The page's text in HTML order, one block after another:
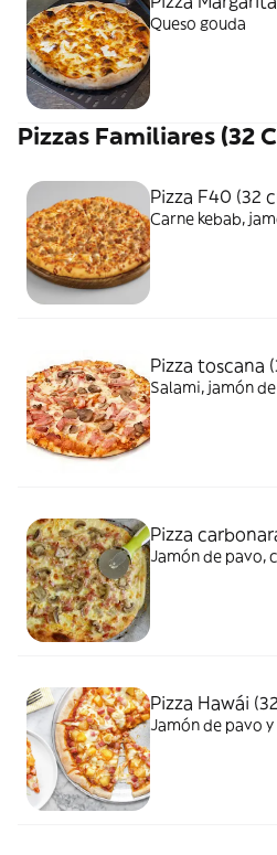
Queso gouda
Pizzas Familiares (32
Pizza F40 (32
Carne kebab,
Pizza toscana
Salami, jamón
Pizza
Jamón de pavo,
Pizza Hawái
Jamón de pavo y